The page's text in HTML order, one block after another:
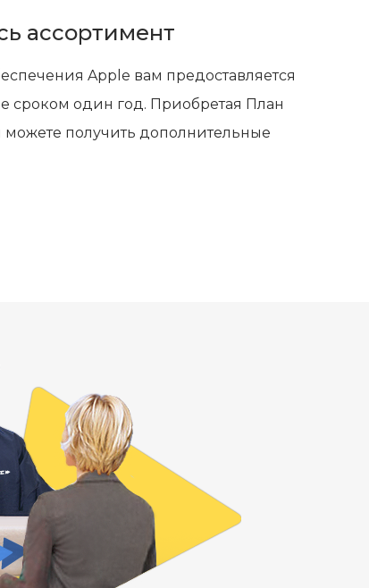
ассортимент
Apple вам предоставляется
сроком один год. Приобретая План
получить дополнительные